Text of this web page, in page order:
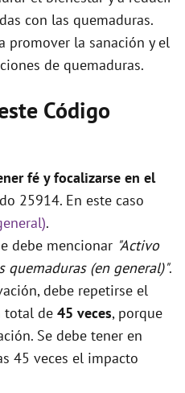
con las quemaduras.
promover la sanación y el
de quemaduras.
Código
fé y focalizarse en el
25914. En este caso
.
debe mencionar "Activo
quemaduras (en general)".
debe repetirse el
total de 45 veces, porque
Se debe tener en
45 veces el impacto